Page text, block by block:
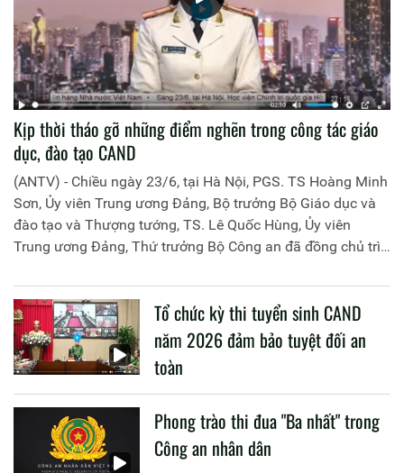
Kịp thời tháo gỡ những điểm nghẽn trong công tác giáo
dục, đào tạo CAND
(ANTV) - Chiều ngày 23/6, tại Hà Nội, PGS. TS Hoàng Minh
Sơn, Ủy viên Trung ương Đảng, Bộ trưởng Bộ Giáo dục và
đào tạo và Thượng tướng, TS. Lê Quốc Hùng, Ủy viên
Trung ương Đảng, Thứ trưởng Bộ Công an đã đồng chủ trì
liên quan đến công tác giáo dục và đào tạo của lực lượng
CAND.
Tổ chức kỳ thi tuyển sinh CAND
năm 2026 đảm bảo tuyệt đối an
toàn
Phong trào thi đua "Ba nhất" trong
Công an nhân dân